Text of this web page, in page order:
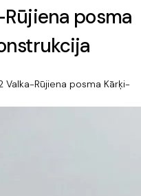
posma
Valka-Rūjiena posma Kārķi-